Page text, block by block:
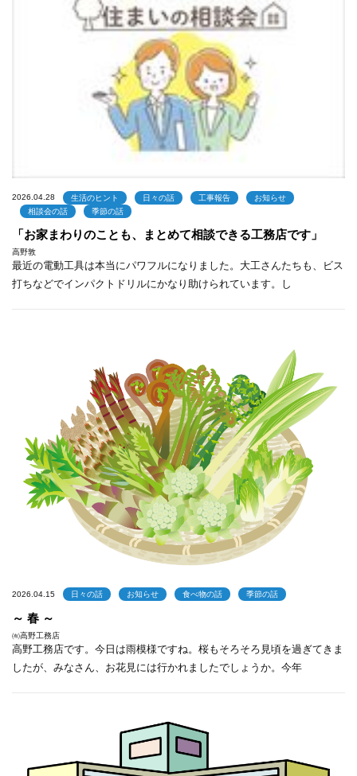
2026.04.28 生活のヒント 日々の話 工事報告
お知らせ
相談会の話
季節の話
「お家まわりのことも、まとめて相談できる工務店です」
高野敦
最近の電動工具は本当にパワフルになりました。大工さんたちも、ビス
打ちなどでインパクトドリルにかなり助けられています。し
2026.04.15 日々の話 お知らせ 食べ物の話 季節の話
～ 春 ～
㈲高野工務店
高野工務店です。今日は雨模様ですね。桜もそろそろ見頃を過ぎてきま
したが、みなさん、お花見には行かれましたでしょうか。今年